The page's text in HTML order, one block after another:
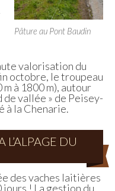
Pâture au Pont Baudin
valorisation du
octobre, le troupeau
à 1800 m), autour
de vallée » de Peisey-
à la Chenarie.
L’ALPAGE DU
des vaches laitières
! La gestion du